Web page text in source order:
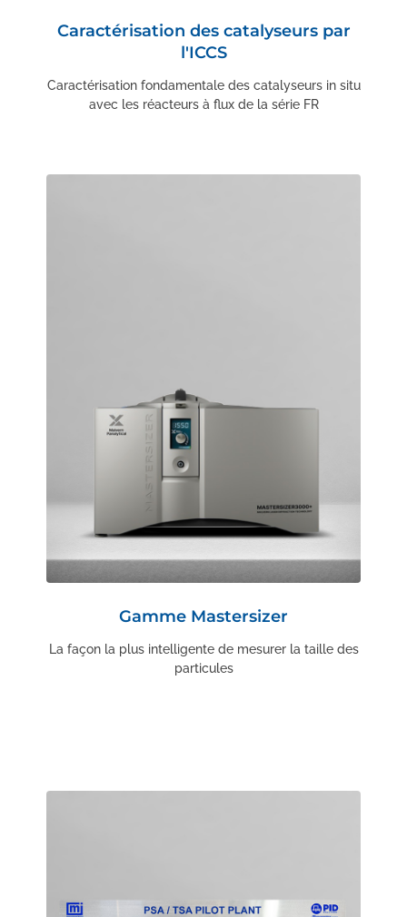
Caractérisation des catalyseurs par
l'ICCS
Caractérisation fondamentale des catalyseurs in situ
avec les réacteurs à flux de la série FR
Gamme Mastersizer
La façon la plus intelligente de mesurer la taille des
particules